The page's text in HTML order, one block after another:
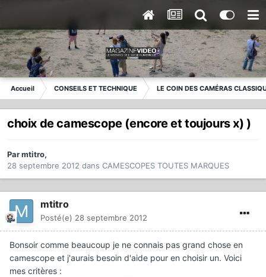
Accueil CONSEILS ET TECHNIQUE LE COIN DES CAMÉRAS
choix de camescope (encore et toujours x) )
Parmtitro,
28 septembre 2012 dans CAMESCOPES TOUTES MARQUES
mtitro
Posté(e) 28 septembre 2012
Bonsoir comme beaucoup je ne connais pas grand chose en
camescope et j'aurais besoin d'aide pour en choisir un. Voici
mes critères :